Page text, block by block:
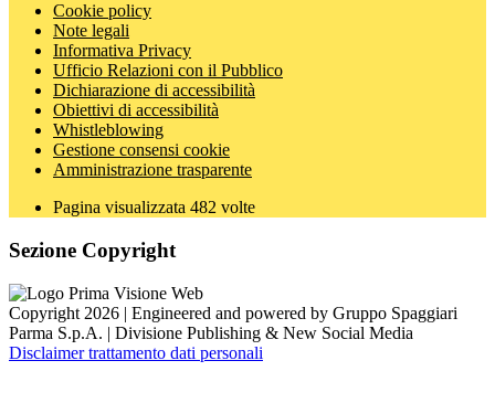
Cookie policy
Note legali
Informativa Privacy
Ufficio Relazioni con il Pubblico
Dichiarazione di accessibilità
Obiettivi di accessibilità
Whistleblowing
Gestione consensi cookie
Amministrazione trasparente
Pagina visualizzata 482 volte
Sezione Copyright
Copyright 2026 | Engineered and powered by Gruppo Spaggiari
Parma S.p.A. | Divisione Publishing & New Social Media
Disclaimer trattamento dati personali